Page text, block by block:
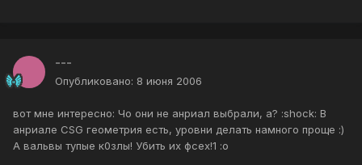
---
Опубликовано: 8 июня 2006
вот мне интересно: Чо они не анриал выбрали, а? :shock: В
анриале CSG геометрия есть, уровни делать намного проще :)
А вальвы тупые к0злы! Убить их фсех!1 :o